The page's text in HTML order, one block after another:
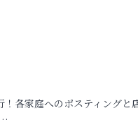
各家庭へのポスティングと